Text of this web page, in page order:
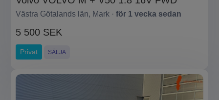
Västra Götalands län, Mark · för 1 vecka sedan
5 500 SEK
Privat SÄLJA